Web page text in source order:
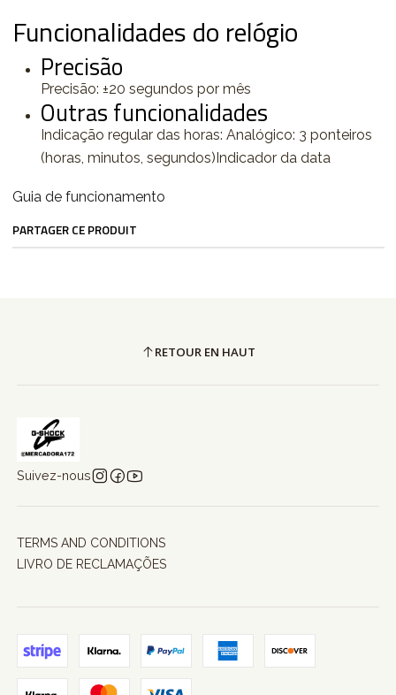
Funcionalidades do relógio
Precisão
Precisão: ±20 segundos por mês
Outras funcionalidades
Indicação regular das horas: Analógico: 3 ponteiros
(horas, minutos, segundos)Indicador da data
Guia de funcionamento
PARTAGER CE PRODUIT
RETOUR EN HAUT
Suivez-nous
TERMS AND CONDITIONS
LIVRO DE RECLAMAÇÕES